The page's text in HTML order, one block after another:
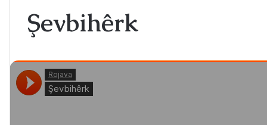
Şevbihêrk